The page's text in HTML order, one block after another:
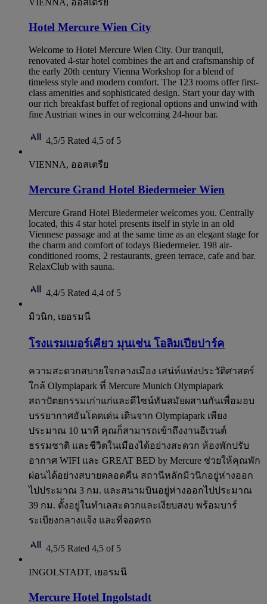
Hotel Mercure Wien City
Welcome to Hotel Mercure Wien City. Our tranquil,
renovated 4-star hotel combines the art and craftsmanship of
the early 20th century Vienna Workshop for a blend of
timeless style and modern comfort. The 123 rooms offer first-
class amenities and sophisticated design. Start your day with
our rich breakfast buffet of regional options and unwind with
fine Austrian wines in our welcoming 24-hour bar.
4,5/5 Rated 4,5 of 5
VIENNA, ออสเตรีย
Mercure Grand Hotel Biedermeier Wien
Mercure Grand Hotel Biedermeier welcomes you. Centrally
located, this 4 star hotel presents itself in style in an old
Viennese passage and at the same time as an elegant stage for
the charm and comfort of todays Biedermeier. 198 air-
conditioned rooms, 2 restaurants, green terrace, cafe and bar.
RelaxClub with sauna.
4,4/5 Rated 4,4 of 5
มิวนิก, เยอรมนี
โรงแรมเมอร์เคียว มุนเช่น โอลิมเปียปาร์ค
ความสะดวกสบายใจกลางเมือง เสน่ห์แห่งประวัติศาสตร์
ใกล้ Olympiapark ที่ Mercure Munich Olympiapark
สถาปัตยกรรมเก่าแก่และดีไซน์ทันสมัยผสานกันเพื่อมอบ
บรรยากาศอันโดดเด่น เดินจาก Olympiapark เพียง
ประมาณ 10 นาที คุณก็สามารถเข้าถึงงานอีเวนต์
ธรรมชาติ และชีวิตในเมืองได้อย่างสะดวก ห้องพักปรับ
อากาศ WIFI และ GREAT BED by Mercure ช่วยให้คุณพัก
ผ่อนได้อย่างสบายตลอดคืน สถานีหลักมิวนิกอยู่ห่างออก
ไปประมาณ 3 กม. และสนามบินอยู่ห่างออกไปประมาณ
39 กม. ตั้งอยู่ในทำเลสะดวกและเงียบสงบ พร้อมบาร์
ระเบียงกลางแจ้ง และที่จอดรถ
4,5/5 Rated 4,5 of 5
INGOLSTADT, เยอรมนี
Mercure Hotel Ingolstadt